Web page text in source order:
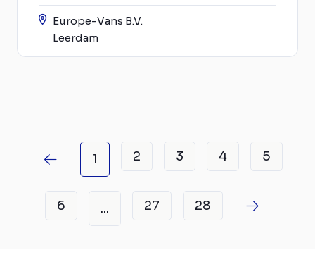
Europe-Vans B.V.
Leerdam
1 2 3 4 5
6 ... 27 28